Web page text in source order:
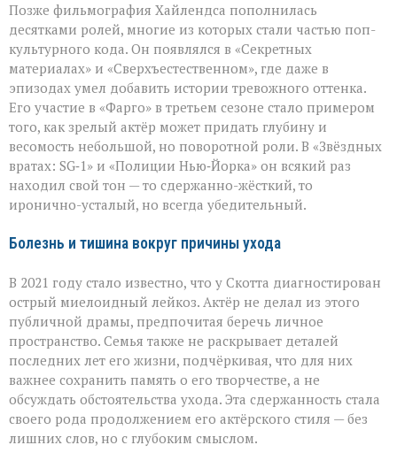
Позже фильмография Хайлендса пополнилась
десятками ролей, многие из которых стали частью поп-
культурного кода. Он появлялся в «Секретных
материалах» и «Сверхъестественном», где даже в
эпизодах умел добавить истории тревожного оттенка.
Его участие в «Фарго» в третьем сезоне стало примером
того, как зрелый актёр может придать глубину и
весомость небольшой, но поворотной роли. В «Звёздных
вратах: SG‑1» и «Полиции Нью‑Йорка» он всякий раз
находил свой тон — то сдержанно-жёсткий, то
иронично-усталый, но всегда убедительный.
Болезнь и тишина вокруг причины ухода
В 2021 году стало известно, что у Скотта диагностирован
острый миелоидный лейкоз. Актёр не делал из этого
публичной драмы, предпочитая беречь личное
пространство. Семья также не раскрывает деталей
последних лет его жизни, подчёркивая, что для них
важнее сохранить память о его творчестве, а не
обсуждать обстоятельства ухода. Эта сдержанность стала
своего рода продолжением его актёрского стиля — без
лишних слов, но с глубоким смыслом.